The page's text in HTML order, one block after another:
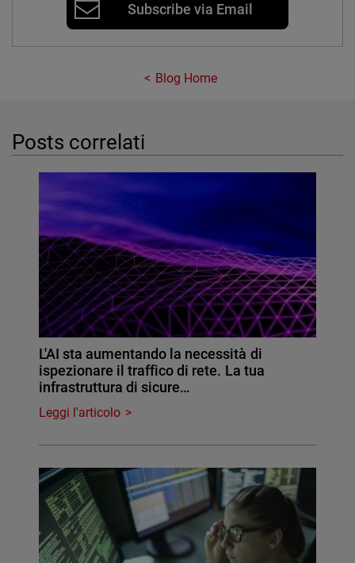
Subscribe via Email
Blog Home
Posts correlati
L'AI sta aumentando la necessità di
ispezionare il traffico di rete. La tua
infrastruttura di sicure…
Leggi l'articolo